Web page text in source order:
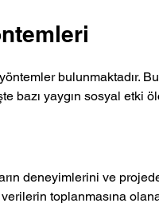
bulunmaktadır.
bazı yaygın sosyal etki
deneyimlerini ve
toplanmasına